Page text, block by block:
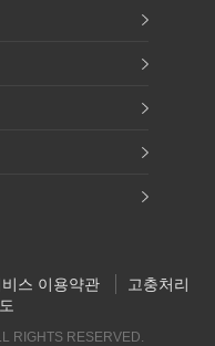
스 이용약관
고충처리
RIGHTS RESERVED.